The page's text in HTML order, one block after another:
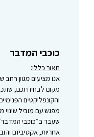
כוכבי המדבר
תאור כללי:
אנו מציעים מגוון
מקום לבחירתכם,
והקונפליקטים
מפגש עם מוביל
שעבר ב״כוכבי
אחריות, אקטיביזם